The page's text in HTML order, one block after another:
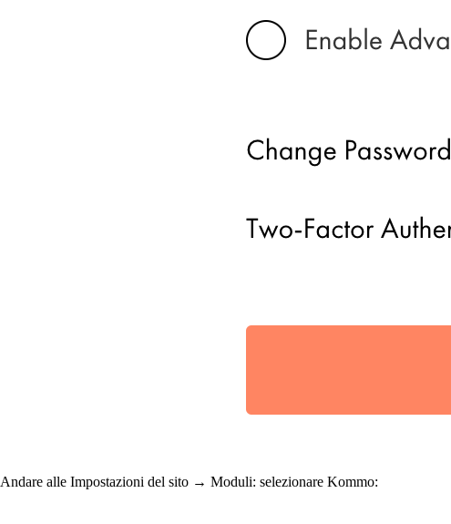
Andare alle Impostazioni del sito → Moduli: selezionare Kommo: